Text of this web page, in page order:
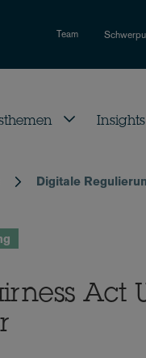
Team
Digitale
Act